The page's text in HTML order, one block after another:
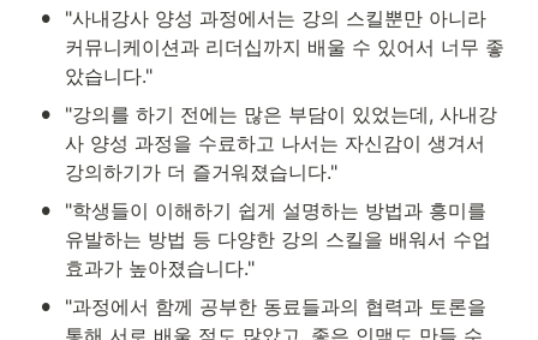
•
"사내강사 양성 과정에서는 강의 스킬뿐만 아니라
커뮤니케이션과 리더십까지 배울 수 있어서 너무 좋
았습니다."
•
"강의를 하기 전에는 많은 부담이 있었는데, 사내강
사 양성 과정을 수료하고 나서는 자신감이 생겨서
강의하기가 더 즐거워졌습니다."
•
"학생들이 이해하기 쉽게 설명하는 방법과 흥미를
유발하는 방법 등 다양한 강의 스킬을 배워서 수업
효과가 높아졌습니다."
•
"과정에서 함께 공부한 동료들과의 협력과 토론을